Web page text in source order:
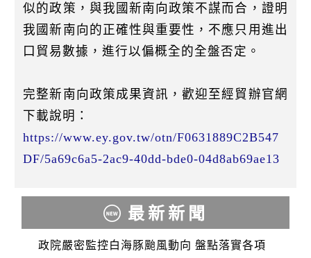
似的政策，與我國新南向政策不謀而合，證明
我國新南向的正確性與重要性，不應只用進出
口貿易數據，進行以偏概全的全盤否定。
完整新南向政策成果資訊，歡迎至經貿辦官網
下載說明：
https://www.ey.gov.tw/otn/F0631889C2B547
DF/5a69c6a5-2ac9-40dd-bde0-04d8ab69ae13
最新新聞
政院嚴密監控白海豚颱風動向 盤點落實各項